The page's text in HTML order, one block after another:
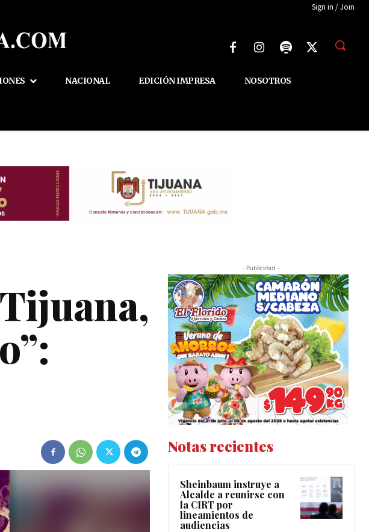
Sign in / Join
NACIONAL EDICIÓN IMPRESA NOSOTROS
-Publicidad -
Notas recientes
Sheinbaum instruye a
Alcalde a reunirse con
la CIRT por
lineamientos de
audiencias